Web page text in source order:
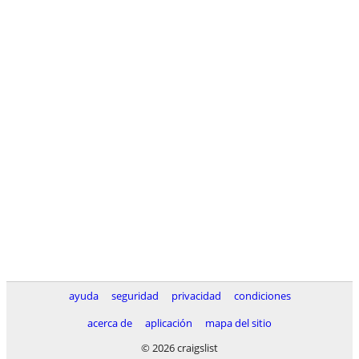
ayuda seguridad privacidad
condiciones
acerca de
aplicación
mapa del sitio
© 2026 craigslist